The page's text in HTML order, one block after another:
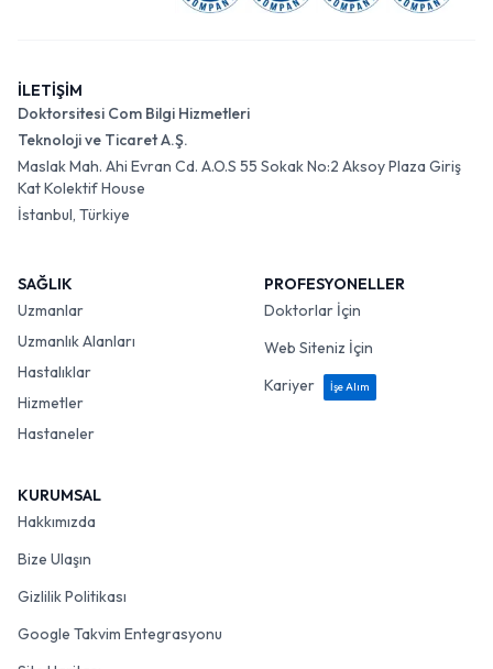
İLETİŞİM
Doktorsitesi Com Bilgi Hizmetleri
Teknoloji ve Ticaret A.Ş.
Maslak Mah. Ahi Evran Cd. A.O.S 55 Sokak No:2 Aksoy Plaza Giriş
Kat Kolektif House
İstanbul, Türkiye
SAĞLIK
Uzmanlar
Uzmanlık Alanları
Hastalıklar
Hizmetler
Hastaneler
PROFESYONELLER
Doktorlar İçin
Web Siteniz İçin
Kariyer
İşe Alım
KURUMSAL
Hakkımızda
Bize Ulaşın
Gizlilik Politikası
Google Takvim Entegrasyonu